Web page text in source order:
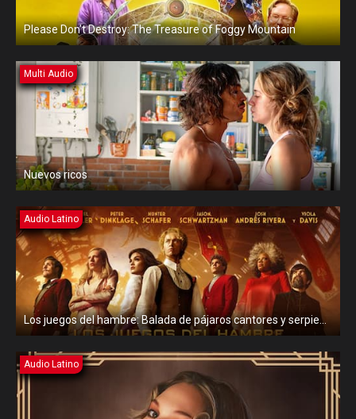
Please Don’t Destroy: The Treasure of Foggy Mountain
Multi Audio
Nuevos ricos
Audio Latino
Los juegos del hambre: Balada de pájaros cantores y serpientes
Audio Latino